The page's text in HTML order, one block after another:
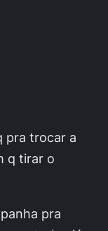
pra trocar a
q tirar o
pra